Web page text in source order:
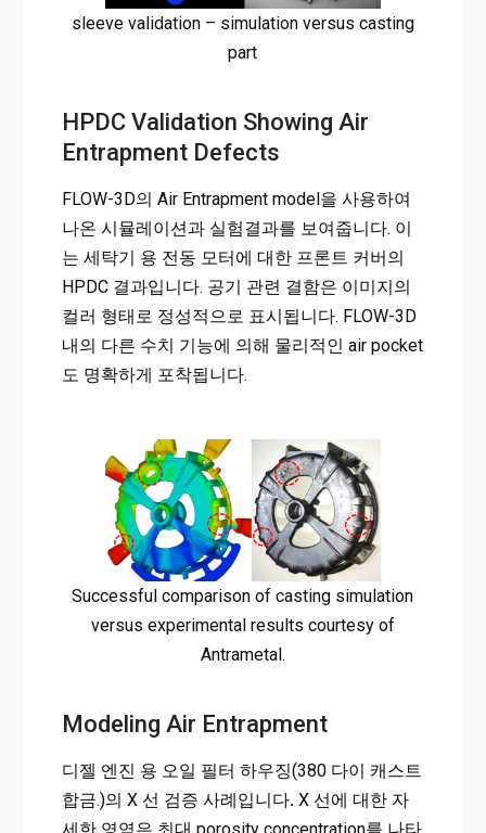
sleeve validation – simulation versus casting
part
HPDC Validation Showing Air
Entrapment Defects
FLOW-3D의 Air Entrapment model을 사용하여
나온 시뮬레이션과 실험결과를 보여줍니다. 이
는 세탁기 용 전동 모터에 대한 프론트 커버의
HPDC 결과입니다. 공기 관련 결함은 이미지의
컬러 형태로 정성적으로 표시됩니다. FLOW-3D
내의 다른 수치 기능에 의해 물리적인 air pocket
도 명확하게 포착됩니다.
Successful comparison of casting simulation
versus experimental results courtesy of
Antrametal.
Modeling Air Entrapment
디젤 엔진 용 오일 필터 하우징(380 다이 캐스트
합금.)의 X 선 검증 사례입니다.X 선에 대한 자